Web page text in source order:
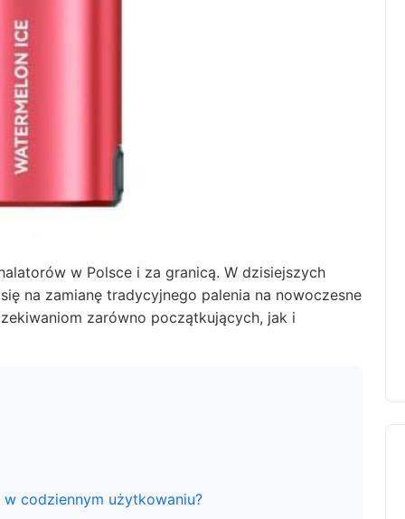
w Polsce i za granicą. W dzisiejszych
na zamianę tradycyjnego palenia na nowoczesne
zarówno początkujących, jak i
codziennym użytkowaniu?